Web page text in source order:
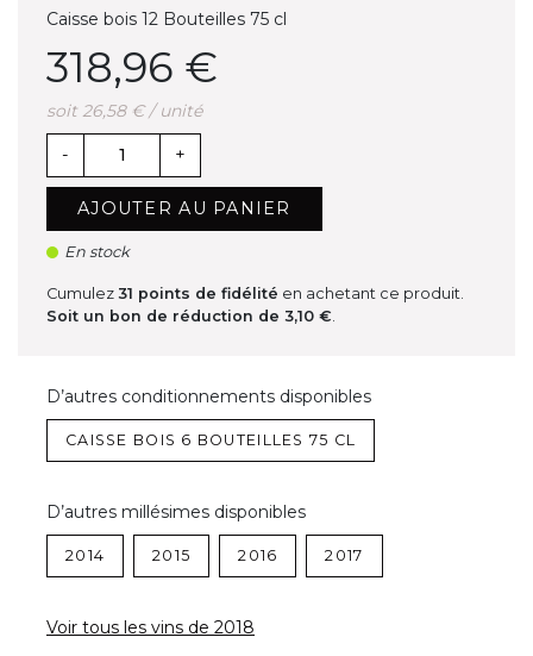
Caisse bois 12 Bouteilles 75 cl
318,96 €
soit 26,58 € / unité
- +
AJOUTER AU PANIER
En stock
Cumulez 31 points de fidélité en achetant ce produit.
Soit un bon de réduction de 3,10 €.
D’autres conditionnements disponibles
CAISSE BOIS 6 BOUTEILLES 75 CL
D’autres millésimes disponibles
2014 2015 2016 2017
Voir tous les vins de 2018